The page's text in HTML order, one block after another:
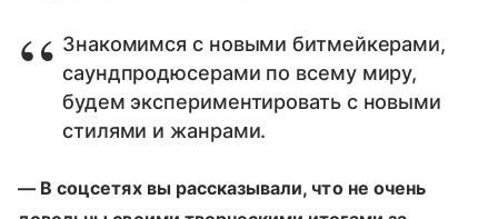
Знакомимся с новыми битмейкерами,
саундпродюсерами по всему миру,
будем экспериментировать с новыми
стилями и жанрами.
— В соцсетях вы рассказывали, что не очень